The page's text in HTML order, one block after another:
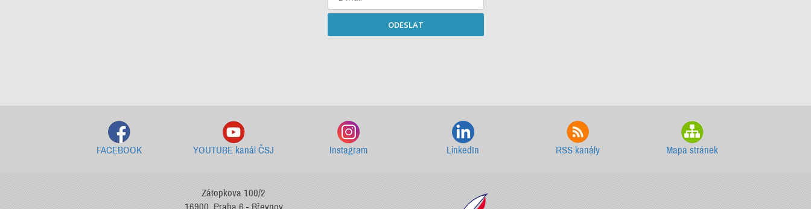
ODESLAT
FACEBOOK YOUTUBE kanál ČSJ Instagram LinkedIn RSS kanály Mapa stránek
Zátopkova 100/2
16900, Praha 6 - Břevnov